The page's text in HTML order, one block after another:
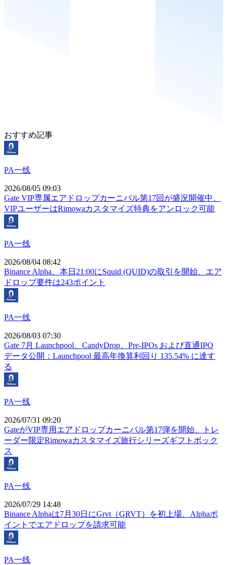
おすすめ記事
PA一线
2026/08/05 09:03
Gate VIP専属エアドロップカーニバル第17回が盛況開催中、
VIPユーザーはRimowaカスタマイズ特典をアンロック可能
PA一线
2026/08/04 08:42
Binance Alpha、本日21:00にSquid (QUID)の取引を開始、エア
ドロップ要件は243ポイント
PA一线
2026/08/03 07:30
Gate 7月 Launchpool、CandyDrop、Pre-IPOs および直通IPO
データ公開：Launchpool 最高年換算利回り 135.54% に達す
る
PA一线
2026/07/31 09:20
GateがVIP専用エアドロップカーニバル第17弾を開始、トレ
ーダー限定Rimowaカスタマイズ旅行シリーズギフトボック
ス
PA一线
2026/07/29 14:48
Binance Alphaは7月30日にGrvt（GRVT）を初上場、Alphaポ
イントでエアドロップを請求可能
PA一线